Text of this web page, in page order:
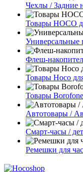
Чехлы / Задние
Товары HOCO
Универсальные
Флеш-
Товары Hoco
Товары Borofone
Автотовары /
Смарт-часы /
Ремешки для